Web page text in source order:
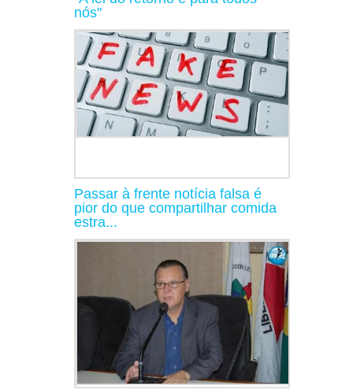
nós"
Passar à frente notícia falsa é
pior do que compartilhar comida
estra...